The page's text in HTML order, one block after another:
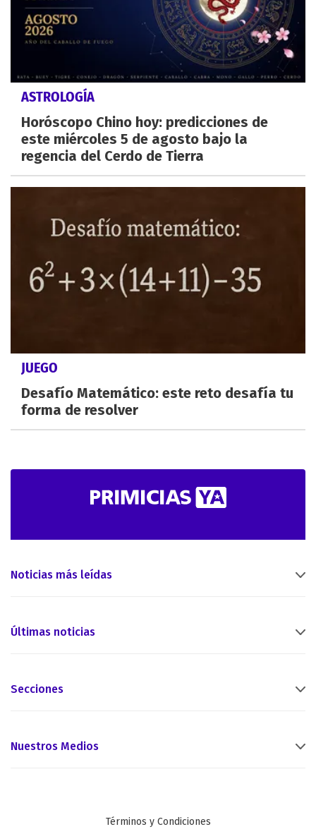
ASTROLOGÍA
Horóscopo Chino hoy: predicciones de
este miércoles 5 de agosto bajo la
regencia del Cerdo de Tierra
JUEGO
Desafío Matemático: este reto desafía tu
forma de resolver
Noticias más leídas
Últimas noticias
Secciones
Nuestros Medios
Términos y Condiciones